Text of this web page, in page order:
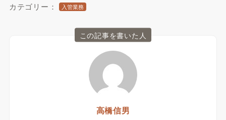
カテゴリー： 入管業務
この記事を書いた人
高橋信男